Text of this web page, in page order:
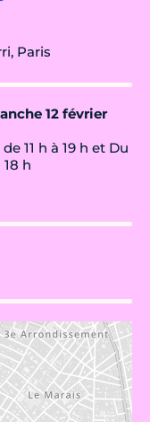
Paris
12 février
11 h à 19 h et Du
h